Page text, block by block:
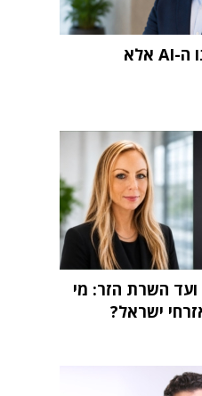
"האתגר הגדול אינו ה-AI אלא
השרת הזר: מי
ישראל?